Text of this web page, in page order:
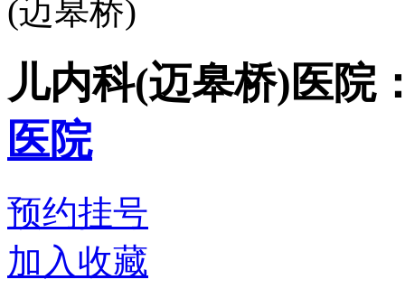
(迈皋桥)
儿内科(迈皋桥)医院
医院
预约挂号
加入收藏